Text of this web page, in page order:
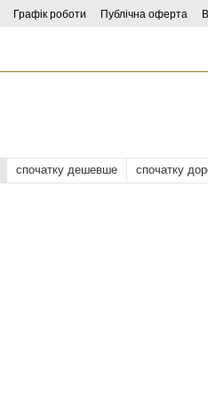
Графік роботи Публічна оферта
спочатку дешевше спочатку